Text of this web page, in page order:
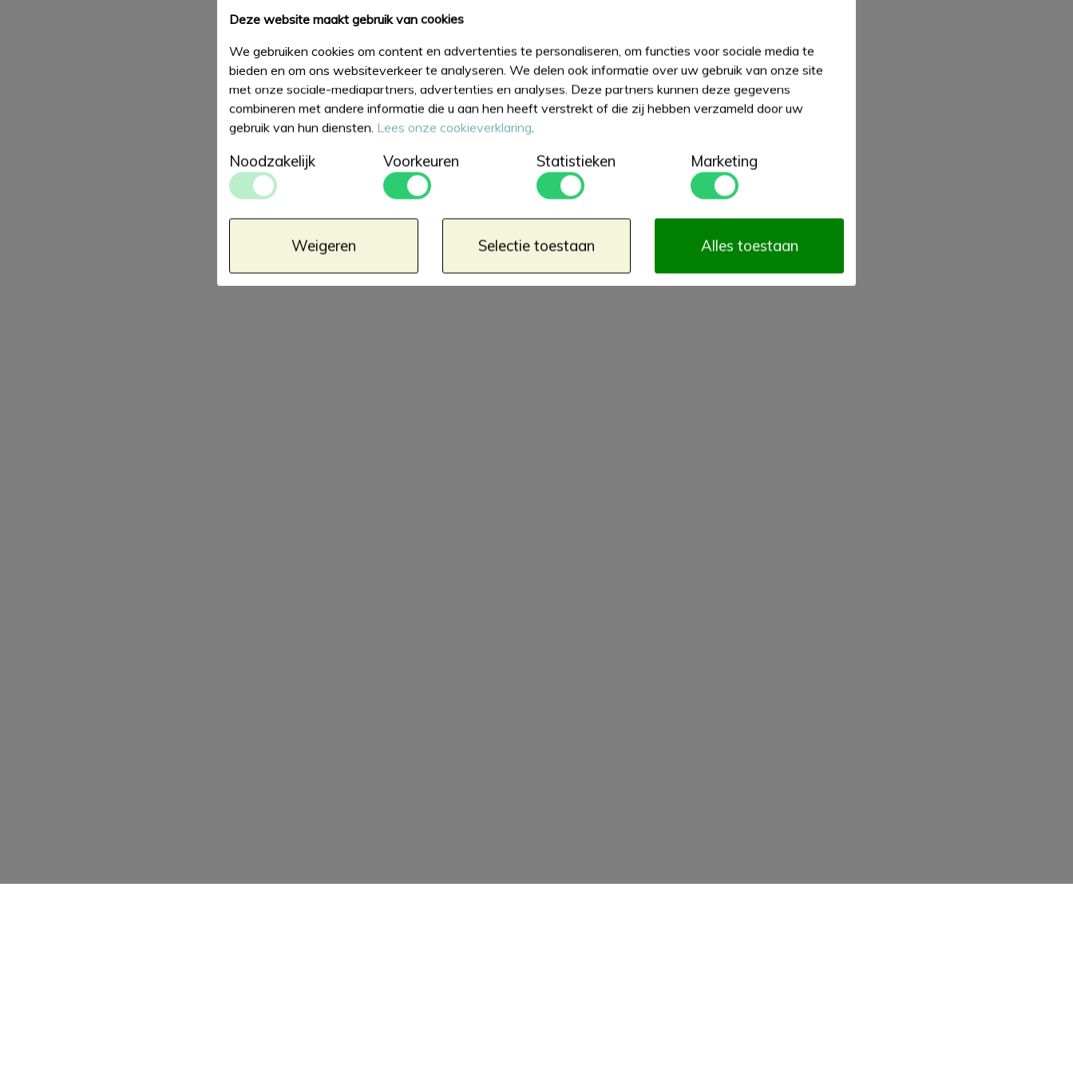
Deze website maakt gebruik van cookies
We gebruiken cookies om content en advertenties te personaliseren, om functies voor sociale media te
bieden en om ons websiteverkeer te analyseren. We delen ook informatie over uw gebruik van onze site
met onze sociale-mediapartners, advertenties en analyses. Deze partners kunnen deze gegevens
combineren met andere informatie die u aan hen heeft verstrekt of die zij hebben verzameld door uw
gebruik van hun diensten. Lees onze cookieverklaring.
Noodzakelijk Voorkeuren Statistieken Marketing
Weigeren Selectie toestaan Alles toestaan